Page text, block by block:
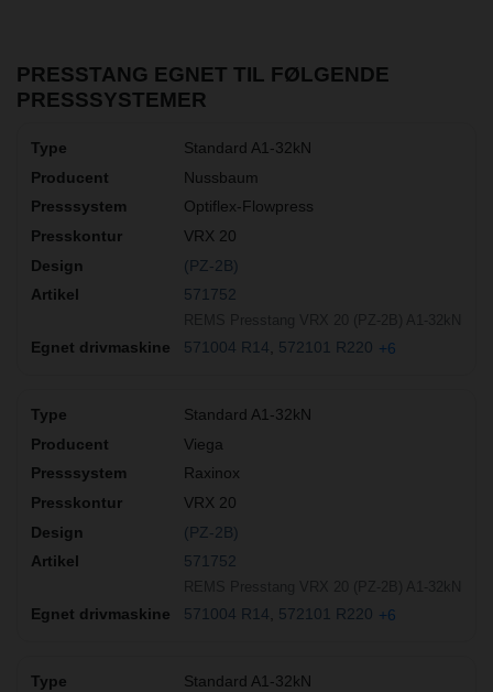
PRESSTANG EGNET TIL FØLGENDE
PRESSSYSTEMER
Standard A1-32kN
Nussbaum
Optiflex-Flowpress
VRX 20
(PZ-2B)
571752
571004 R14 572101 R220 +6
Standard A1-32kN
Viega
Raxinox
VRX 20
(PZ-2B)
571752
571004 R14 572101 R220 +6
Standard A1-32kN